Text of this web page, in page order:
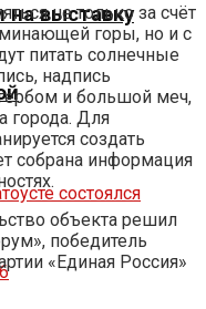
на выставку
не только за счёт
горы, но и с
питать солнечные
надпись
и большой меч,
города. Для
создать
собрана информация
объекта решил
победитель
«Единая Россия»